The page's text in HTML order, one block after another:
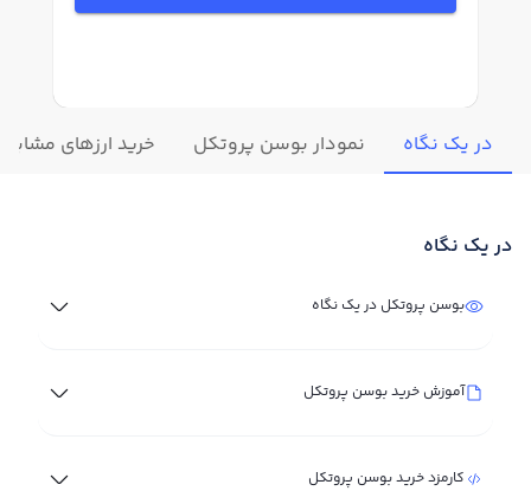
در یک نگاه نمودار بوسن پروتکل خرید ارزهای مشابه
در یک نگاه
بوسن پروتکل در یک نگاه
آموزش خرید بوسن پروتکل
کارمزد خرید بوسن پروتکل